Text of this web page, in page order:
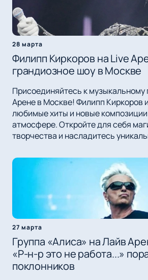
28 марта
Филипп Киркоров на Live
грандиозное шоу в Москве
Присоединяйтесь к музыкальному
Арене в Москве! Филипп Киркоров
любимые хиты и новые
атмосфере. Откройте для себя
творчества и насладитесь
27 марта
Группа «Алиса» на Лайв
«Р-н-р это не работа...»
поклонников